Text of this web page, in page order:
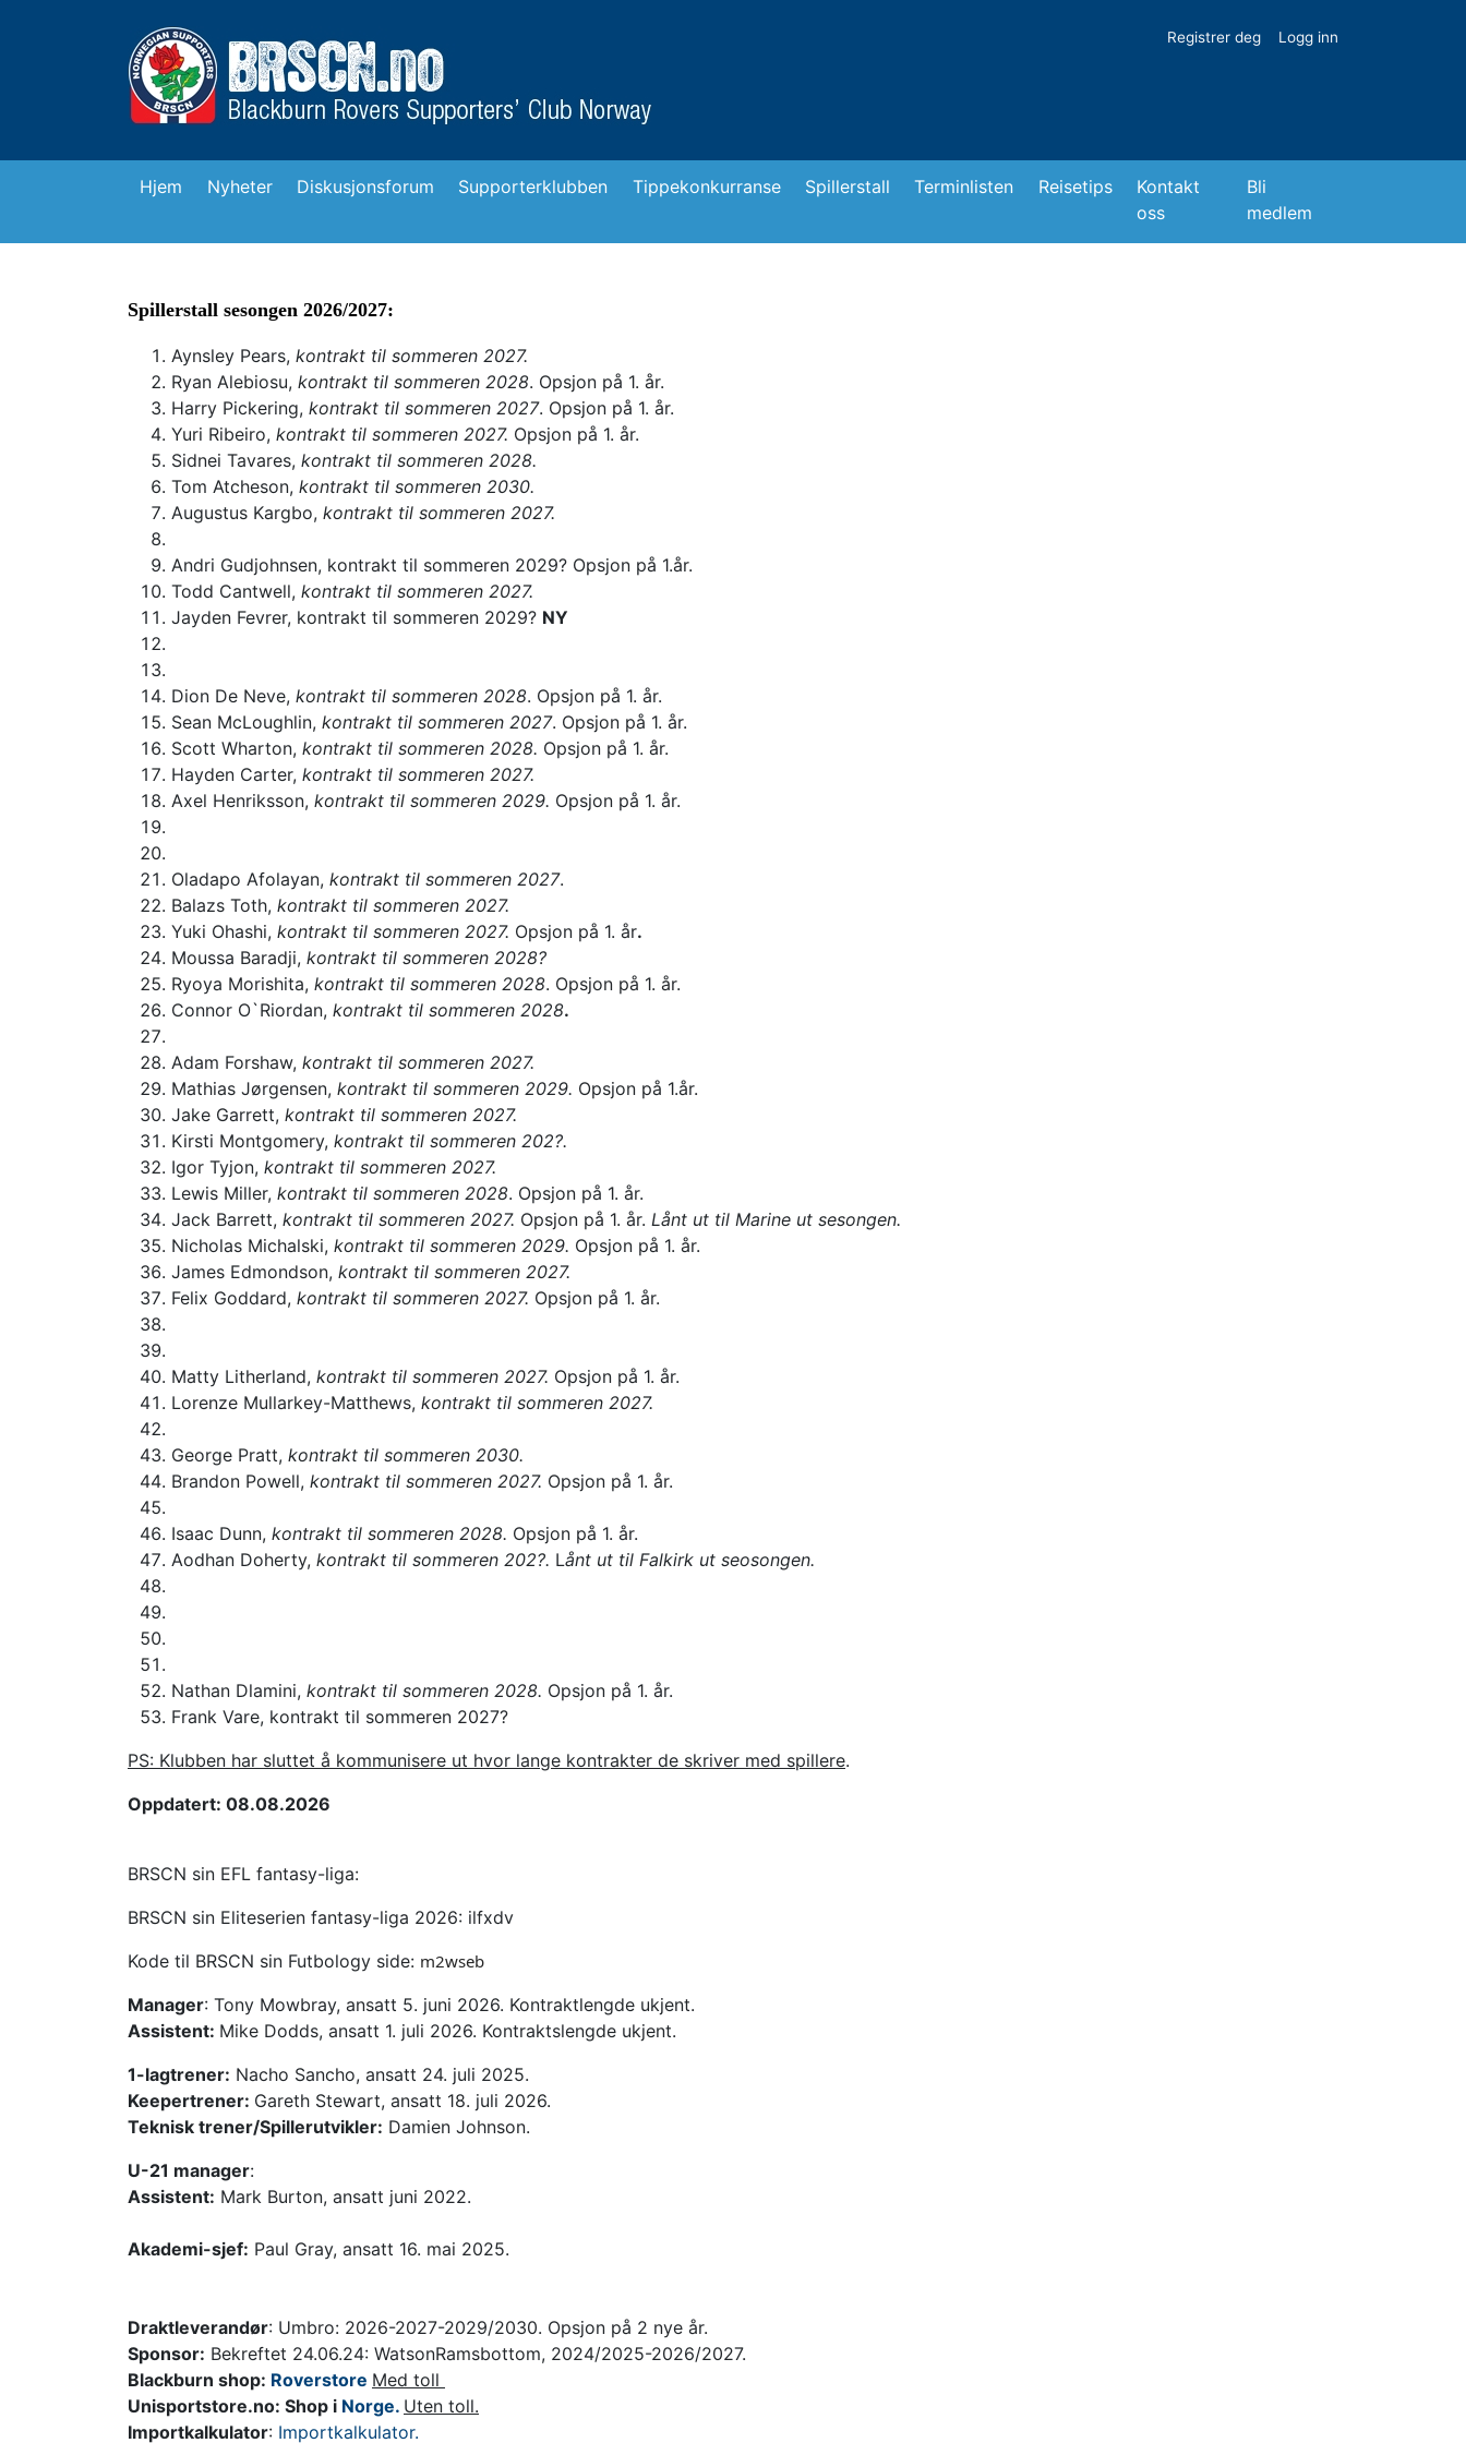
Registrer deg Logg inn
Hjem Nyheter Diskusjonsforum Supporterklubben Tippekonkurranse Spillerstall Terminlisten Reisetips
Kontakt
oss
Bli
medlem
Spillerstall sesongen 2026/2027:
Aynsley Pears, kontrakt til sommeren 2027.
Ryan Alebiosu, kontrakt til sommeren 2028. Opsjon på 1. år.
Harry Pickering, kontrakt til sommeren 2027. Opsjon på 1. år.
Yuri Ribeiro, kontrakt til sommeren 2027. Opsjon på 1. år.
Sidnei Tavares, kontrakt til sommeren 2028.
Tom Atcheson, kontrakt til sommeren 2030.
Augustus Kargbo, kontrakt til sommeren 2027.
Andri Gudjohnsen, kontrakt til sommeren 2029? Opsjon på 1.år.
Todd Cantwell, kontrakt til sommeren 2027.
Jayden Fevrer, kontrakt til sommeren 2029? NY
Dion De Neve, kontrakt til sommeren 2028. Opsjon på 1. år.
Sean McLoughlin, kontrakt til sommeren 2027. Opsjon på 1. år.
Scott Wharton, kontrakt til sommeren 2028. Opsjon på 1. år.
Hayden Carter, kontrakt til sommeren 2027.
Axel Henriksson, kontrakt til sommeren 2029. Opsjon på 1. år.
Oladapo Afolayan, kontrakt til sommeren 2027.
Balazs Toth, kontrakt til sommeren 2027.
Yuki Ohashi, kontrakt til sommeren 2027. Opsjon på 1. år.
Moussa Baradji, kontrakt til sommeren 2028?
Ryoya Morishita, kontrakt til sommeren 2028. Opsjon på 1. år.
Connor O`Riordan, kontrakt til sommeren 2028.
Adam Forshaw, kontrakt til sommeren 2027.
Mathias Jørgensen, kontrakt til sommeren 2029. Opsjon på 1.år.
Jake Garrett, kontrakt til sommeren 2027.
Kirsti Montgomery, kontrakt til sommeren 202?.
Igor Tyjon, kontrakt til sommeren 2027.
Lewis Miller, kontrakt til sommeren 2028. Opsjon på 1. år.
Jack Barrett, kontrakt til sommeren 2027. Opsjon på 1. år. Lånt ut til Marine ut sesongen.
Nicholas Michalski, kontrakt til sommeren 2029. Opsjon på 1. år.
James Edmondson, kontrakt til sommeren 2027.
Felix Goddard, kontrakt til sommeren 2027. Opsjon på 1. år.
Matty Litherland, kontrakt til sommeren 2027. Opsjon på 1. år.
Lorenze Mullarkey-Matthews, kontrakt til sommeren 2027.
George Pratt, kontrakt til sommeren 2030.
Brandon Powell, kontrakt til sommeren 2027. Opsjon på 1. år.
Isaac Dunn, kontrakt til sommeren 2028. Opsjon på 1. år.
Aodhan Doherty, kontrakt til sommeren 202?. Lånt ut til Falkirk ut seosongen.
Nathan Dlamini, kontrakt til sommeren 2028. Opsjon på 1. år.
Frank Vare, kontrakt til sommeren 2027?
PS: Klubben har sluttet å kommunisere ut hvor lange kontrakter de skriver med spillere.
Oppdatert: 08.08.2026
BRSCN sin EFL fantasy-liga:
BRSCN sin Eliteserien fantasy-liga 2026: ilfxdv
Kode til BRSCN sin Futbology side: m2wseb
Manager: Tony Mowbray, ansatt 5. juni 2026. Kontraktlengde ukjent.
Assistent: Mike Dodds, ansatt 1. juli 2026. Kontraktslengde ukjent.
1-lagtrener: Nacho Sancho, ansatt 24. juli 2025.
Keepertrener: Gareth Stewart, ansatt 18. juli 2026.
Teknisk trener/Spillerutvikler: Damien Johnson.
U-21 manager:
Assistent: Mark Burton, ansatt juni 2022.
Akademi-sjef: Paul Gray, ansatt 16. mai 2025.
Draktleverandør: Umbro: 2026-2027-2029/2030. Opsjon på 2 nye år.
Sponsor: Bekreftet 24.06.24: WatsonRamsbottom, 2024/2025-2026/2027.
Blackburn shop: Roverstore Med toll
Unisportstore.no: Shop i Norge. Uten toll.
Importkalkulator: Importkalkulator.